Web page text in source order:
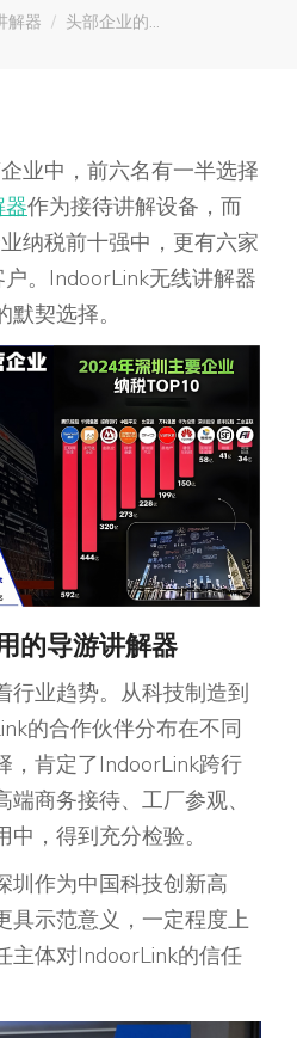
解器 头部企业的…
业中，前六名有一半选择
作为接待讲解设备，而
纳税前十强中，更有六家
。IndoorLink无线讲解器
默契选择。
的导游讲解器
行业趋势。从科技制造到
的合作伙伴分布在不同
，肯定了IndoorLink跨行
商务接待、工厂参观、
，得到充分检验。
圳作为中国科技创新高
具示范意义，一定程度上
主体对IndoorLink的信任